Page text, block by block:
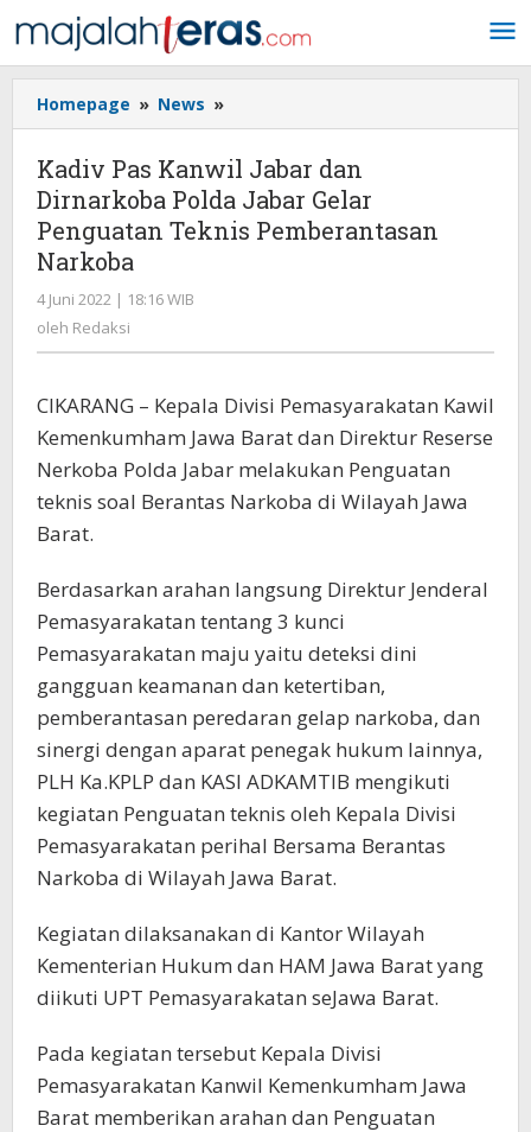
ke
konten
Homepage » News »
Pas
Kanwil
Jabar
dan
Dirnarkoba
Teknis
Narkoba
Kadiv Pas Kanwil Jabar dan
Dirnarkoba Polda Jabar Gelar
Penguatan Teknis Pemberantasan
Narkoba
4 Juni 2022 | 18:16 WIB
oleh Redaksi
CIKARANG – Kepala Divisi Pemasyarakatan Kawil
Kemenkumham Jawa Barat dan Direktur Reserse
Nerkoba Polda Jabar melakukan Penguatan
teknis soal Berantas Narkoba di Wilayah Jawa
Barat.
Berdasarkan arahan langsung Direktur Jenderal
Pemasyarakatan tentang 3 kunci
Pemasyarakatan maju yaitu deteksi dini
gangguan keamanan dan ketertiban,
pemberantasan peredaran gelap narkoba, dan
sinergi dengan aparat penegak hukum lainnya,
PLH Ka.KPLP dan KASI ADKAMTIB mengikuti
kegiatan Penguatan teknis oleh Kepala Divisi
Pemasyarakatan perihal Bersama Berantas
Narkoba di Wilayah Jawa Barat.
Kegiatan dilaksanakan di Kantor Wilayah
Kementerian Hukum dan HAM Jawa Barat yang
diikuti UPT Pemasyarakatan seJawa Barat.
Pada kegiatan tersebut Kepala Divisi
Pemasyarakatan Kanwil Kemenkumham Jawa
Barat memberikan arahan dan Penguatan